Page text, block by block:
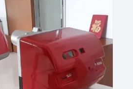
Details